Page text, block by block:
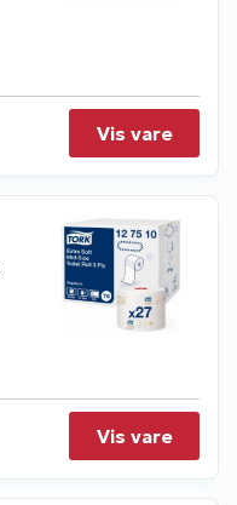
Vis vare
Vis vare